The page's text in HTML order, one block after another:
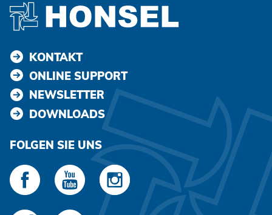
KONTAKT
ONLINE SUPPORT
NEWSLETTER
DOWNLOADS
FOLGEN SIE UNS